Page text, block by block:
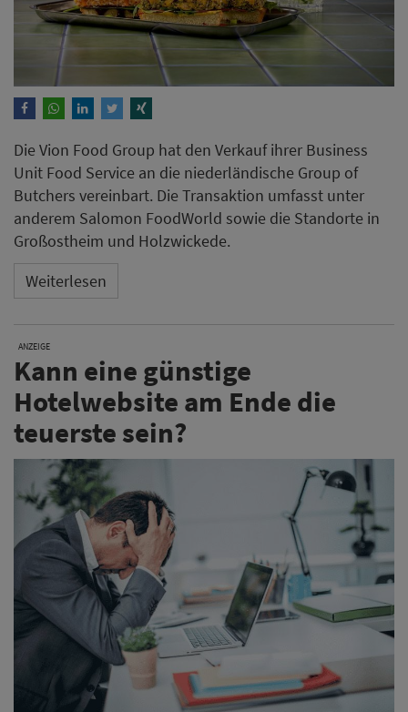
Die Vion Food Group hat den Verkauf ihrer Business
Unit Food Service an die niederländische Group of
Butchers vereinbart. Die Transaktion umfasst unter
anderem Salomon FoodWorld sowie die Standorte in
Großostheim und Holzwickede.
Weiterlesen
ANZEIGE
Kann eine günstige
Hotelwebsite am Ende die
teuerste sein?